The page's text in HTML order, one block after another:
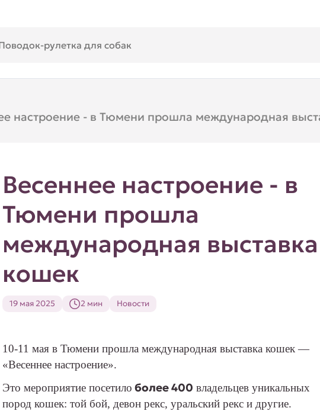
настроение - в Тюмени прошла международная
Весеннее настроение - в
Тюмени прошла
международная выставка
кошек
19 мая 2025 2 мин Новости
10-11 мая в Тюмени прошла международная выставка кошек —
«Весеннее настроение».
Это мероприятие посетило более 400 владельцев уникальных
пород кошек: той бой, девон рекс, уральский рекс и другие.